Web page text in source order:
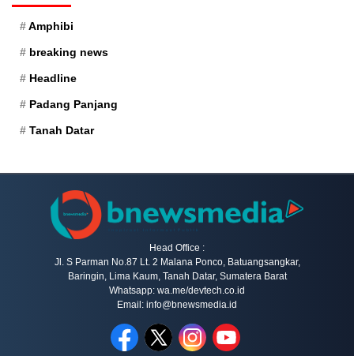
Amphibi
breaking news
Headline
Padang Panjang
Tanah Datar
Head Office :
Jl. S Parman No.87 Lt. 2 Malana Ponco, Batuangsangkar,
Baringin, Lima Kaum, Tanah Datar, Sumatera Barat
Whatsapp: wa.me/devtech.co.id
Email: info@bnewsmedia.id